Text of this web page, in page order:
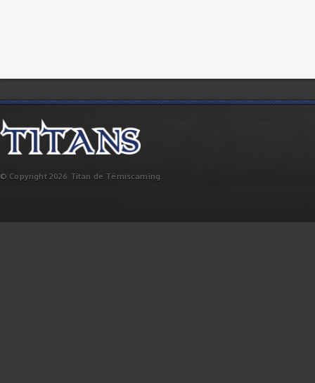
© Copyright 2026 Titan de Témiscaming.